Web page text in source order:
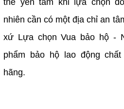
nhiên cần có một địa chỉ an
xứ Lựa chọn Vua bảo hộ -
phẩm bảo hộ lao động
hãng.